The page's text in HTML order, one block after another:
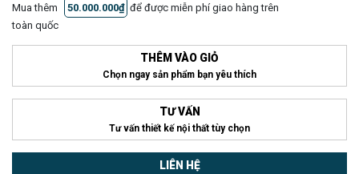
Mua thêm 50.000.000₫ để được miễn phí giao hàng trên
toàn quốc
THÊM VÀO GIỎ
Chọn ngay sản phẩm bạn yêu thích
TƯ VẤN
Tư vấn thiết kế nội thất tùy chọn
LIÊN HỆ